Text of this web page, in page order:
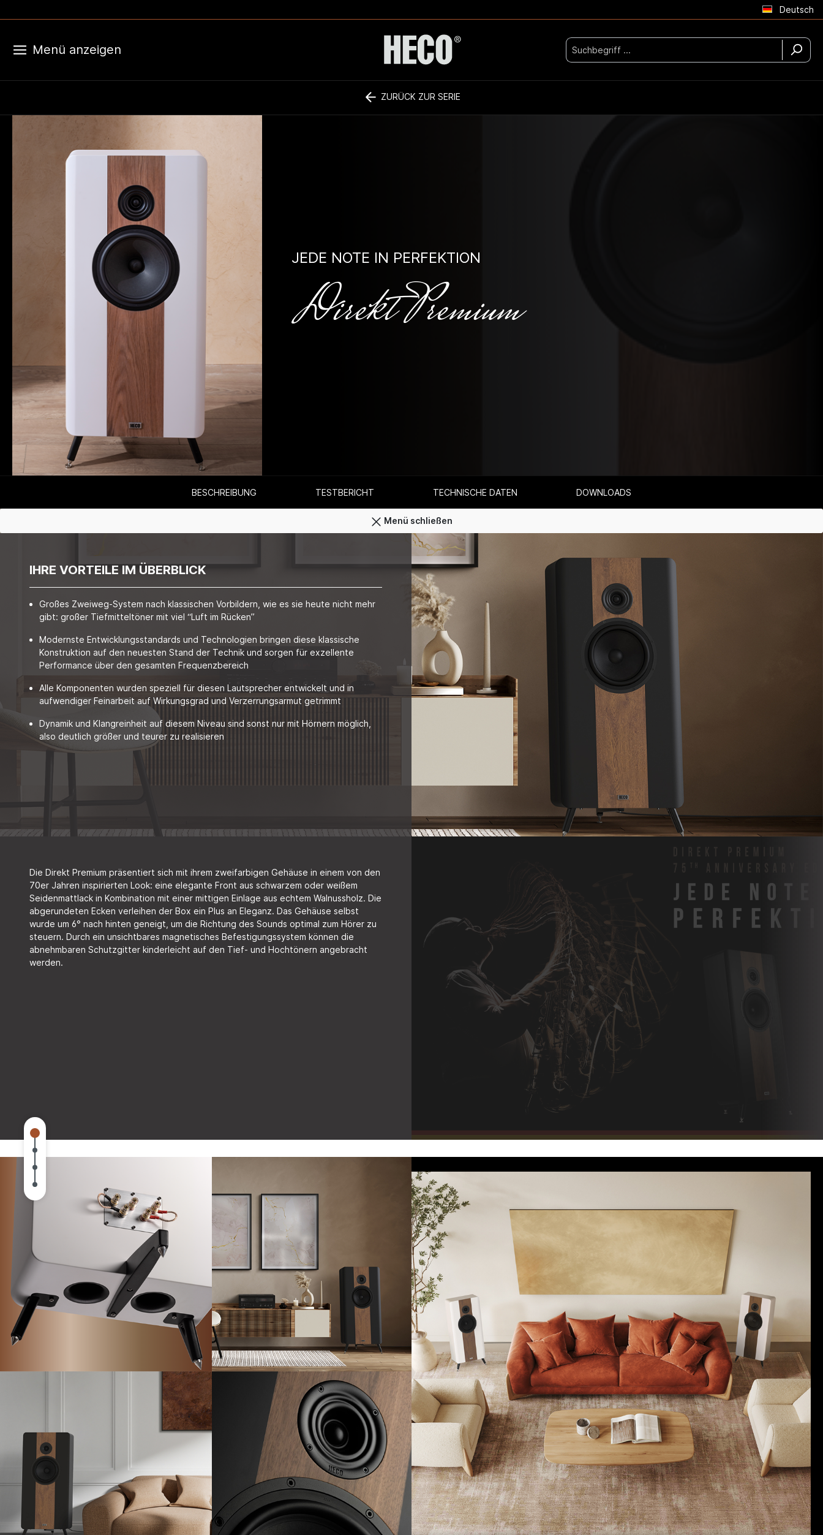
Deutsch
Menü anzeigen
ZURÜCK ZUR SERIE
JEDE NOTE IN PERFEKTION
Direkt Premium
BESCHREIBUNG TESTBERICHT TECHNISCHE DATEN DOWNLOADS
Menü schließen
IHRE VORTEILE IM ÜBERBLICK
Großes Zweiweg-System nach klassischen Vorbildern, wie es sie heute nicht mehr
gibt: großer Tiefmitteltöner mit viel “Luft im Rücken”
Modernste Entwicklungsstandards und Technologien bringen diese klassische
Konstruktion auf den neuesten Stand der Technik und sorgen für exzellente
Performance über den gesamten Frequenzbereich
Alle Komponenten wurden speziell für diesen Lautsprecher entwickelt und in
aufwendiger Feinarbeit auf Wirkungsgrad und Verzerrungsarmut getrimmt
Dynamik und Klangreinheit auf diesem Niveau sind sonst nur mit Hörnern möglich,
also deutlich größer und teurer zu realisieren
Die Direkt Premium präsentiert sich mit ihrem zweifarbigen Gehäuse in einem von den
70er Jahren inspirierten Look: eine elegante Front aus schwarzem oder weißem
Seidenmattlack in Kombination mit einer mittigen Einlage aus echtem Walnussholz. Die
abgerundeten Ecken verleihen der Box ein Plus an Eleganz. Das Gehäuse selbst
wurde um 6° nach hinten geneigt, um die Richtung des Sounds optimal zum Hörer zu
steuern. Durch ein unsichtbares magnetisches Befestigungssystem können die
abnehmbaren Schutzgitter kinderleicht auf den Tief- und Hochtönern angebracht
werden.